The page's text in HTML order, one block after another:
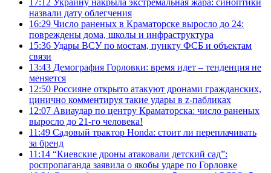
назвали дату облегчения
16:29 Число раненых в Краматорске выросло до 24:
повреждены дома, школы и инфраструктура
15:36 Удары ВСУ по мостам, пункту ФСБ и объектам
связи
13:43 Демография Горловки: время идет – тенденция не
меняется
12:50 Россияне открыто атакуют дронами гражданских,
цинично комментируя такие удары в z-пабликах
12:07 Авиаудар по центру Краматорска: число раненых
выросло до 21-го человека!
11:49 Садовый трактор Honda: стоит ли переплачивать
за бренд
11:14 “Киевские дроны атаковали детский сад”:
роспропаганда заявила о якобы ударе по Горловке